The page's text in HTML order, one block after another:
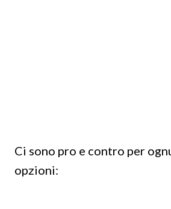
Ci sono pro e contro per
opzioni: